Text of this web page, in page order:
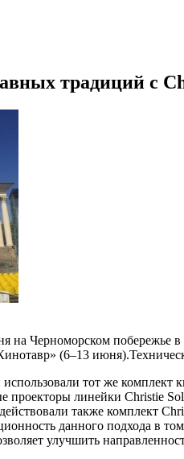
традиций с
на Черноморском
(6–13
тот же
проекторы линейки Christie
также комплект
данного подхода в
улучшить